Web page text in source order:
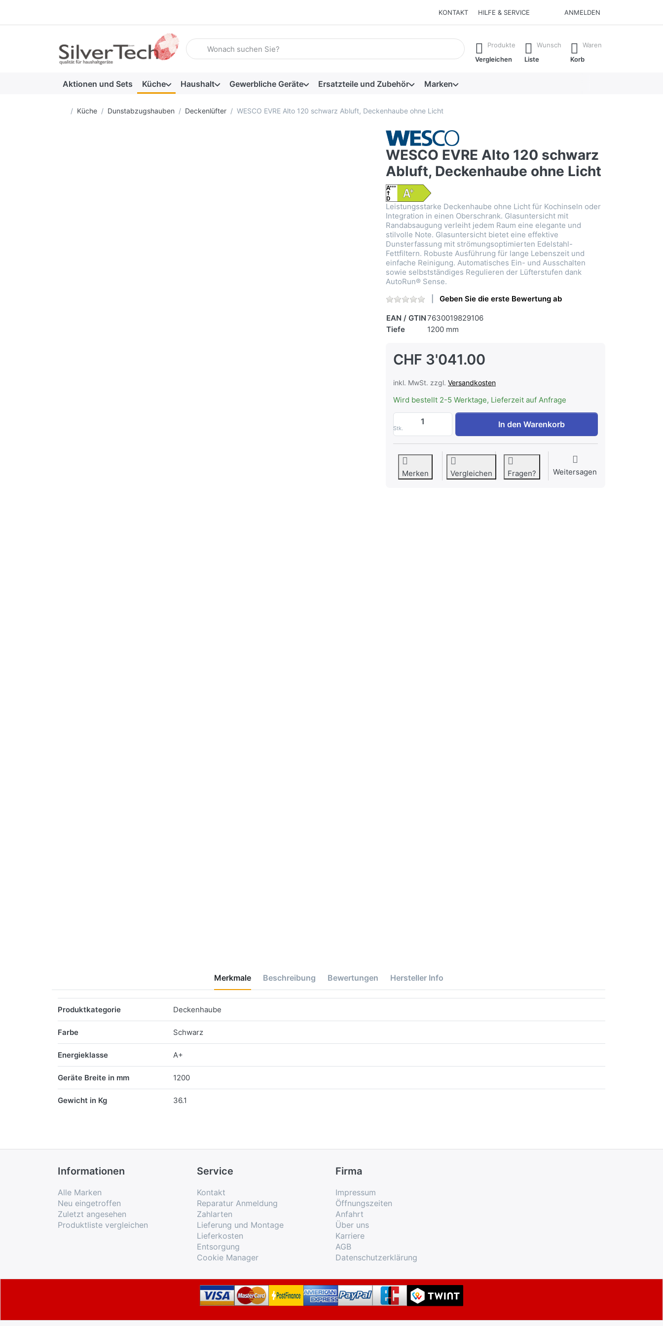
KONTAKT HILFE & SERVICE ANMELDEN
Geben Sie einen Suchbegriff ein. Während Sie tippen, erscheinen automatisch erste Ergebnisse. Drücken Sie die Eingabetaste, um alle
Produkte
Vergleichen
Wunsch
Liste
Waren
Korb
Aktionen und Sets Küche Haushalt Gewerbliche Geräte Ersatzteile und Zubehör Marken
Startseite
Küche Dunstabzugshauben Deckenlüfter WESCO EVRE Alto 120 schwarz Abluft, Deckenhaube ohne Licht
WESCO EVRE Alto 120 schwarz
Abluft, Deckenhaube ohne Licht
Leistungsstarke Deckenhaube ohne Licht für Kochinseln oder
Integration in einen Oberschrank. Glasuntersicht mit
Randabsaugung verleiht jedem Raum eine elegante und
stilvolle Note. Glasuntersicht bietet eine effektive
Dunsterfassung mit strömungsoptimierten Edelstahl-
Fettfiltern. Robuste Ausführung für lange Lebenszeit und
einfache Reinigung. Automatisches Ein- und Ausschalten
sowie selbstständiges Regulieren der Lüfterstufen dank
AutoRun® Sense.
Geben Sie die erste Bewertung ab
EAN / GTIN7630019829106
Tiefe
1200 mm
CHF 3'041.00
inkl. MwSt. zzgl. Versandkosten
Wird bestellt 2-5 Werktage, Lieferzeit auf Anfrage
Stk.
WESCO EVRE Alto 120 schwarz Abluft, Deckenhaube ohne
In den Warenkorb
Merken Vergleichen Fragen? Weitersagen
Merkmale Beschreibung Bewertungen Hersteller Info
Produktkategorie Deckenhaube
Farbe Schwarz
Energieklasse A+
Geräte Breite in mm 1200
Gewicht in Kg 36.1
Informationen
Alle Marken
Neu eingetroffen
Zuletzt angesehen
Produktliste vergleichen
Service
Kontakt
Reparatur Anmeldung
Zahlarten
Lieferung und Montage
Lieferkosten
Entsorgung
Cookie Manager
Firma
Impressum
Öffnungszeiten
Anfahrt
Über uns
Karriere
AGB
Datenschutzerklärung